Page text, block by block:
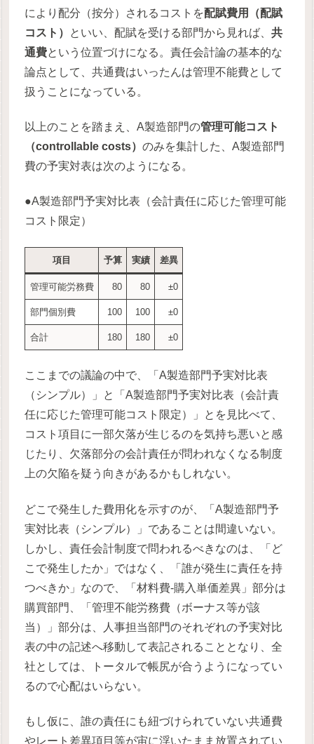
により配分（按分）されるコストを配賦費用（配賦
コスト）
といい、配賦を受ける部門から見れば、共
通費という位置づけになる。責任会計論の基本的な
論点として、共通費はいったんは管理不能費として
扱うことになっている。
以上のことを踏まえ、A製造部門の管理可能コスト
（controllable costs）のみを集計した、A製造部門
費の予実対表は次のようになる。
●A製造部門予実対比表（会計責任に応じた管理可能
コスト限定）
項目 予算 実績 差異
管理可能労務費 80 80 ±0
部門個別費 100 100 ±0
合計 180 180 ±0
ここまでの議論の中で、「A製造部門予実対比表
（シンプル）」と「A製造部門予実対比表（会計責
任に応じた管理可能コスト限定）」とを見比べて、
コスト項目に一部欠落が生じるのを気持ち悪いと感
じたり、欠落部分の会計責任が問われなくなる制度
上の欠陥を疑う向きがあるかもしれない。
どこで発生した費用化を示すのが、「A製造部門予
実対比表（シンプル）」であることは間違いない。
しかし、責任会計制度で問われるべきなのは、「ど
こで発生したか」ではなく、「誰が発生に責任を持
つべきか」なので、「材料費-購入単価差異」部分は
購買部門、「管理不能労務費（ボーナス等が該
当）」部分は、人事担当部門のそれぞれの予実対比
表の中の記述へ移動して表記されることとなり、全
社としては、トータルで帳尻が合うようになってい
るので心配はいらない。
もし仮に、誰の責任にも紐づけられていない共通費
やレート差異項目等が宙に浮いたまま放置されてい